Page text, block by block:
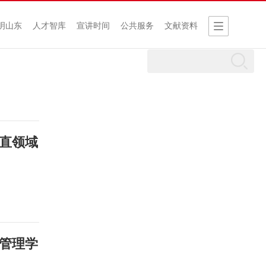
山东 人才智库 宣讲时间 公共服务 文献资料
领域
理学